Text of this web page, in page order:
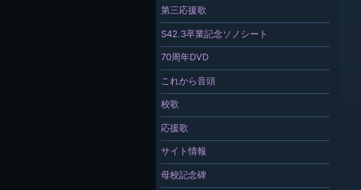
第三応援歌
S42.3卒業記念ソノシート
70周年DVD
これから音頭
校歌
応援歌
サイト情報
母校記念碑